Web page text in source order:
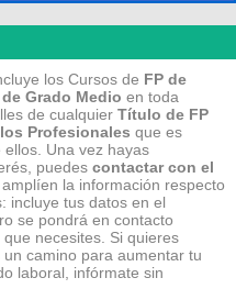
los Cursos de FP de
de Grado Medio en toda
de cualquier Título de FP
Profesionales que es
Una vez hayas
puedes contactar con el
la información respecto
incluye tus datos en el
se pondrá en contacto
necesites. Si quieres
camino para aumentar tu
laboral, infórmate sin